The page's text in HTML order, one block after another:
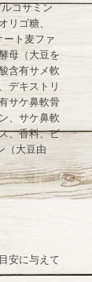
コサミン
リゴ糖、
ート麦ファ
母（大豆を
含有サメ軟
デキストリ
サケ鼻軟骨
、サケ鼻軟
、香料、ビ
（大豆由
安に与えて